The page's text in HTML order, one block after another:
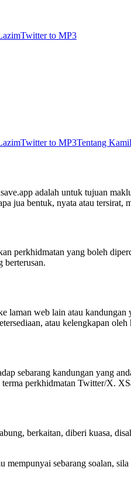
Twitter to MP3
Twitter to MP3Tentang Kami
adalah untuk tujuan
jua bentuk, nyata atau
perkhidmatan yang boleh
berterusan.
laman web lain atau
atau kelengkapan oleh
sebarang kandungan yang
perkhidmatan Twitter/X.
berkaitan, diberi kuasa,
mempunyai sebarang soalan,